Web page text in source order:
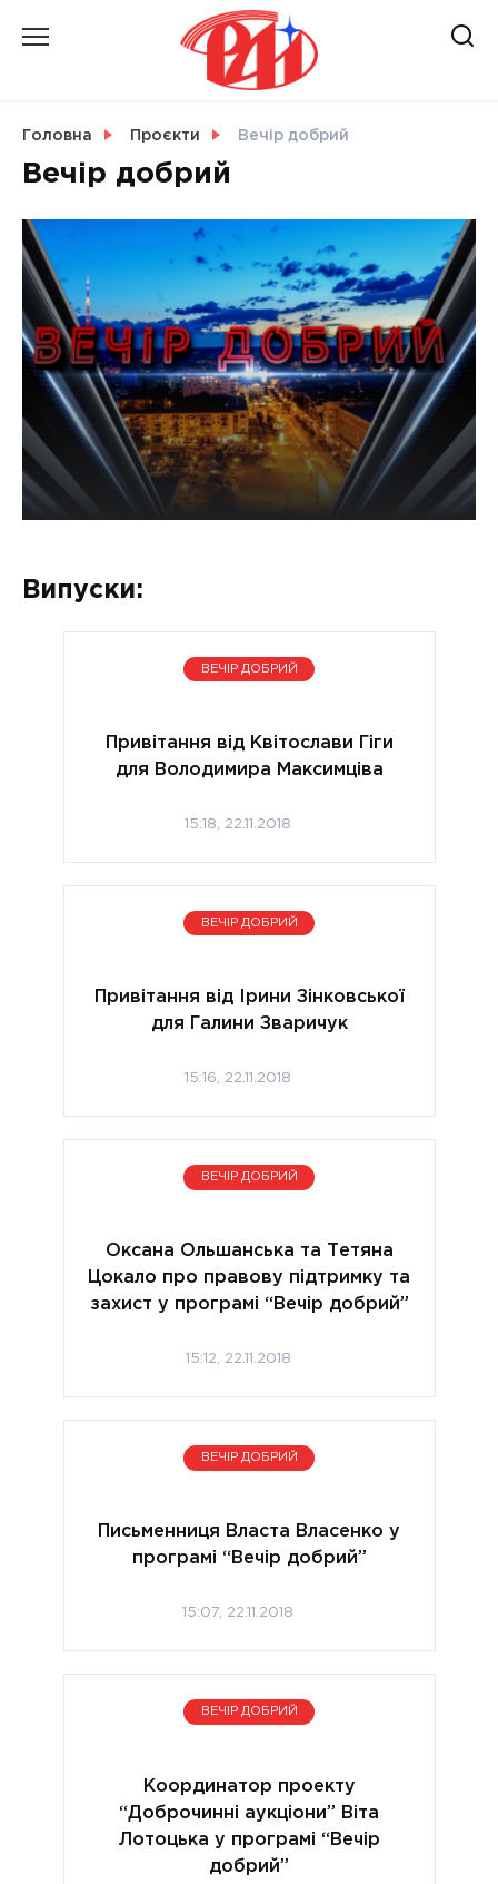
СВІТ
УКРАЇНА
Головна Проєкти Вечір добрий
Вечір добрий
Випуски:
ВЕЧІР ДОБРИЙ
Привітання від Квітослави Гіги
для Володимира Максимціва
15:18, 22.11.2018
ВЕЧІР ДОБРИЙ
Привітання від Ірини Зінковської
для Галини Зваричук
15:16, 22.11.2018
ВЕЧІР ДОБРИЙ
Оксана Ольшанська та Тетяна
Цокало про правову підтримку та
захист у програмі “Вечір добрий”
15:12, 22.11.2018
ВЕЧІР ДОБРИЙ
Письменниця Власта Власенко у
програмі “Вечір добрий”
15:07, 22.11.2018
ВЕЧІР ДОБРИЙ
Координатор проекту
“Доброчинні аукціони” Віта
Лотоцька у програмі “Вечір
добрий”